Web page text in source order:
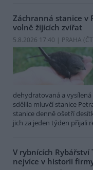
Záchranná stanice v
volně žijících zvířat
5.8.2026 17:40 | PRAHA (
dehydratovaná a
sdělila mluvčí stanice
stanice denně ošetří
jich za jeden týden přijali
V rybnících
nejvíce v historii